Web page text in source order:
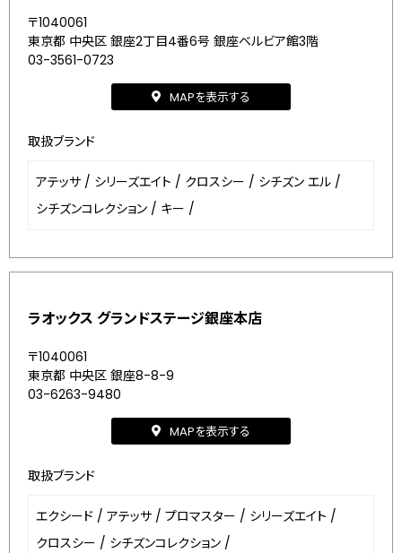
〒1040061
東京都 中央区 銀座2丁目4番6号 銀座ベルビア館3階
03-3561-0723
MAPを表示する
取扱ブランド
アテッサ / シリーズエイト / クロスシー / シチズン エル /
シチズンコレクション / キー /
ラオックス グランドステージ銀座本店
〒1040061
東京都 中央区 銀座8-8-9
03-6263-9480
MAPを表示する
取扱ブランド
エクシード / アテッサ / プロマスター / シリーズエイト /
クロスシー / シチズンコレクション /